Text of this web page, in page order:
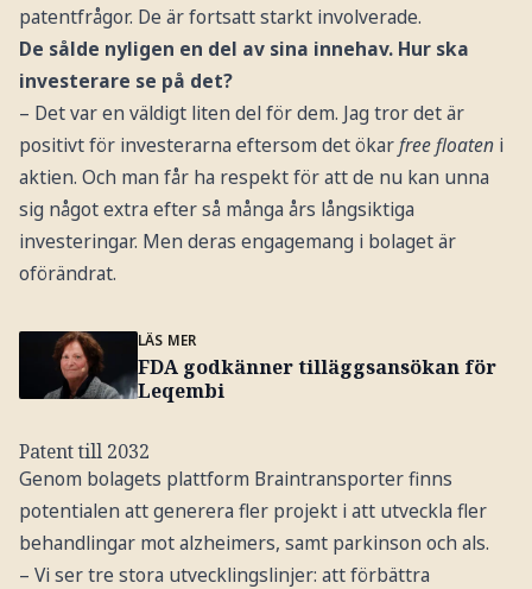
patentfrågor. De är fortsatt starkt involverade.
De sålde nyligen en del av sina innehav. Hur ska
investerare se på det?
– Det var en väldigt liten del för dem. Jag tror det är
positivt för investerarna eftersom det ökarfree floateni
aktien. Och man får ha respekt för att de nu kan unna
sig något extra efter så många års långsiktiga
investeringar. Men deras engagemang i bolaget är
oförändrat.
LÄS MER
FDA godkänner tilläggsansökan för
Leqembi
Patent till 2032
Genom bolagets plattform Braintransporter finns
potentialen att generera fler projekt i att utveckla fler
behandlingar mot alzheimers, samt parkinson och als.
– Vi ser tre stora utvecklingslinjer: att förbättra